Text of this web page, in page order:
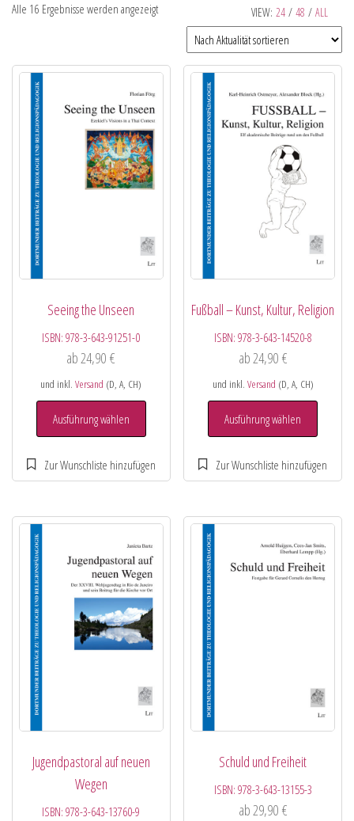
VIEW: 24 / 48 / ALL
Alle 16 Ergebnisse werden angezeigt
Seeing the Unseen
ISBN:978-3-643-91251-0
ab24,90€
und inkl.Versand (D, A, CH)
Ausführung wählen
Fußball – Kunst, Kultur, Religion
ISBN: 978-3-643-14520-8
ab24,90 €
und inkl. Versand (D, A, CH)
Ausführung wählen
Jugendpastoral auf neuen
Wegen
ISBN:978-3-643-13760-9
Schuld und Freiheit
ISBN: 978-3-643-13155-3
ab 29,90 €